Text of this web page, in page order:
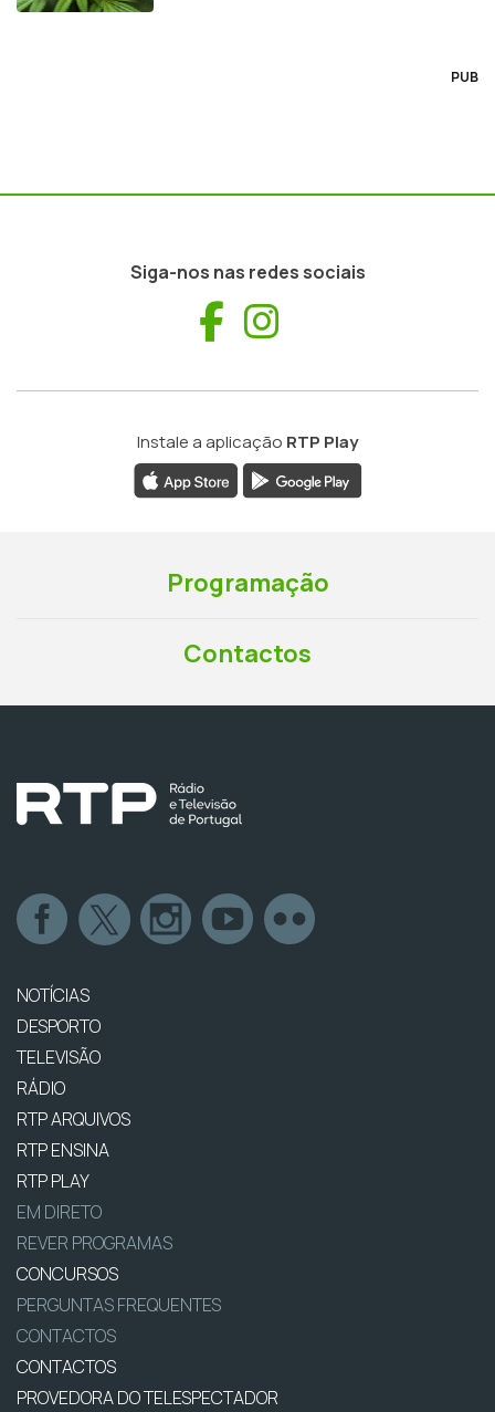
PUB
Siga-nos nas redes sociais
Facebook
Instale a aplicação RTP Play
Programação
Contactos
NOTÍCIAS
DESPORTO
TELEVISÃO
RÁDIO
RTP ARQUIVOS
RTP ENSINA
RTP PLAY
EM DIRETO
REVER PROGRAMAS
CONCURSOS
PERGUNTAS FREQUENTES
CONTACTOS
CONTACTOS
PROVEDORA DO TELESPECTADOR